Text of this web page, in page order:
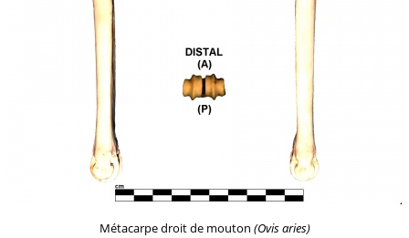
Métacarpe droit de mouton (Ovis aries)